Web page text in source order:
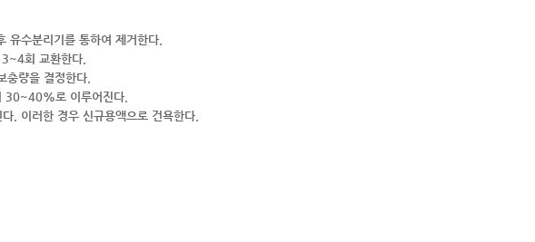
유수분리기를 통하여 제거한다.
회 교환한다.
량을 결정한다.
30~40%로 이루어진다.
. 이러한 경우 신규용액으로 건욕한다.